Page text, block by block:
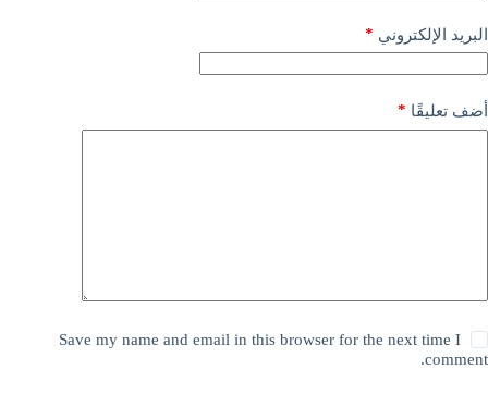
البريد الإلكتروني *
أضف تعليقًا *
Save my name and email in this browser for the next time I
comment.